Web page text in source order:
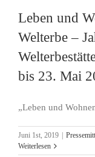
Leben und
Welterbe –
bis 23. Mai
„Leben und
Juni 1st, 2019
Weiterlesen